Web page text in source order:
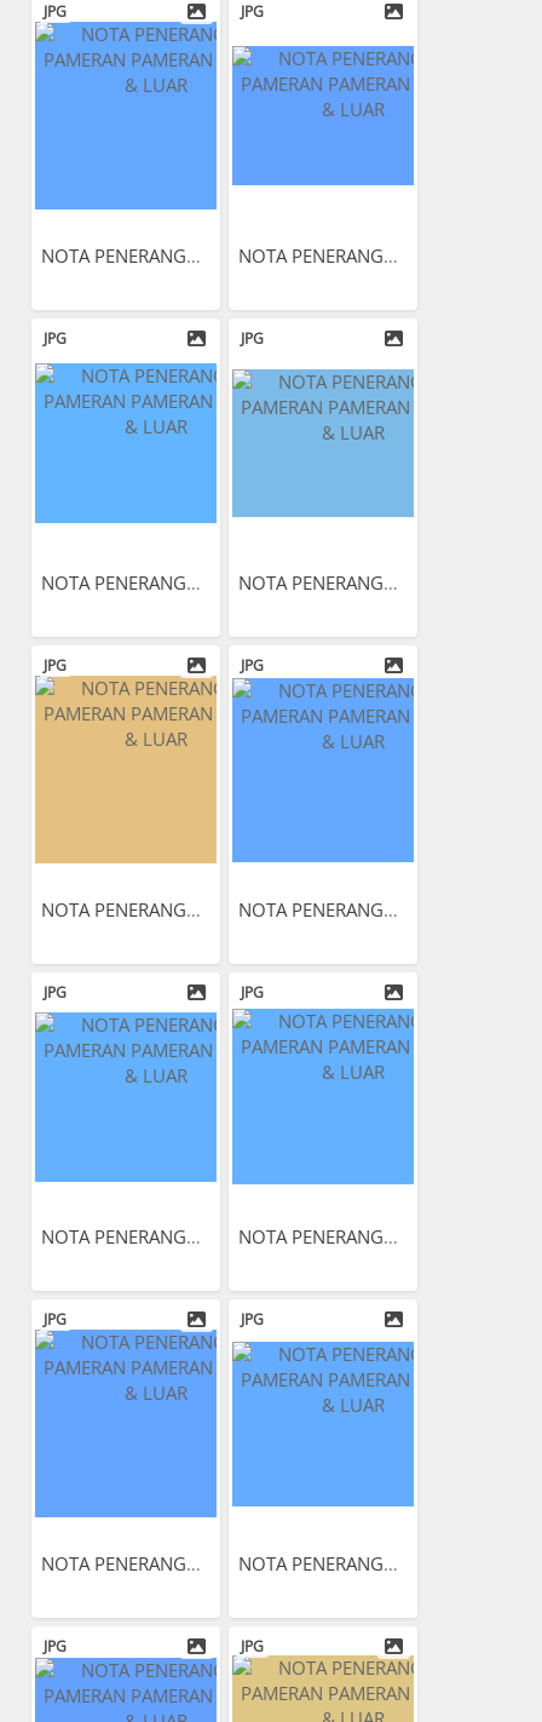
JPG
NOTA PENERANGAN PAMERAN...
JPG
NOTA PENERANGAN PAMERAN...
JPG
NOTA PENERANGAN PAMERAN...
JPG
NOTA PENERANGAN PAMERAN...
JPG
NOTA PENERANGAN PAMERAN...
JPG
NOTA PENERANGAN PAMERAN...
JPG
NOTA PENERANGAN PAMERAN...
JPG
NOTA PENERANGAN PAMERAN...
JPG
NOTA PENERANGAN PAMERAN...
JPG
NOTA PENERANGAN PAMERAN...
JPG JPG